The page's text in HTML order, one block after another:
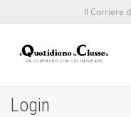
Il Corriere
Login